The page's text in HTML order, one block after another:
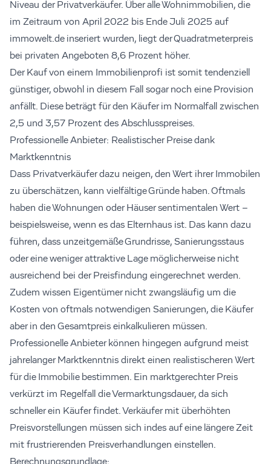
Niveau der Privatverkäufer. Über alle Wohnimmobilien, die
im Zeitraum von April 2022 bis Ende Juli 2025 auf
immowelt.de inseriert wurden, liegt der Quadratmeterpreis
bei privaten Angeboten 8,6 Prozent höher.
Der Kauf von einem Immobilienprofi ist somit tendenziell
günstiger, obwohl in diesem Fall sogar noch eine Provision
anfällt. Diese beträgt für den Käufer im Normalfall zwischen
2,5 und 3,57 Prozent des Abschlusspreises.
Professionelle Anbieter: Realistischer Preise dank
Marktkenntnis
Dass Privatverkäufer dazu neigen, den Wert ihrer Immobilen
zu überschätzen, kann vielfältige Gründe haben. Oftmals
haben die Wohnungen oder Häuser sentimentalen Wert –
beispielsweise, wenn es das Elternhaus ist. Das kann dazu
führen, dass unzeitgemäße Grundrisse, Sanierungsstaus
oder eine weniger attraktive Lage möglicherweise nicht
ausreichend bei der Preisfindung eingerechnet werden.
Zudem wissen Eigentümer nicht zwangsläufig um die
Kosten von oftmals notwendigen Sanierungen, die Käufer
aber in den Gesamtpreis einkalkulieren müssen.
Professionelle Anbieter können hingegen aufgrund meist
jahrelanger Marktkenntnis direkt einen realistischeren Wert
für die Immobilie bestimmen. Ein marktgerechter Preis
verkürzt im Regelfall die Vermarktungsdauer, da sich
schneller ein Käufer findet. Verkäufer mit überhöhten
Preisvorstellungen müssen sich indes auf eine längere Zeit
mit frustrierenden Preisverhandlungen einstellen.